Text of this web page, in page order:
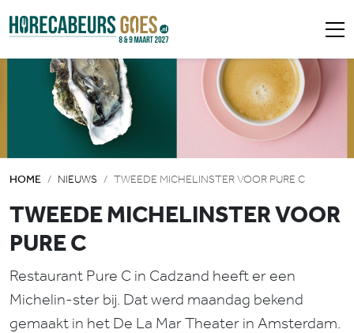
HOME NIEUWS TWEEDE MICHELINSTER VOOR PURE C
TWEEDE MICHELINSTER VOOR
PURE C
Restaurant Pure C in Cadzand heeft er een
Michelin-ster bij. Dat werd maandag bekend
gemaakt in het De La Mar Theater in Amsterdam.